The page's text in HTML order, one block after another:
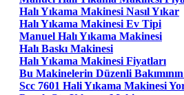
Halı Yıkama Makinesi Nasıl Yıkar
Halı Yıkama Makinesi Ev Tipi
Manuel Halı Yıkama Makinesi
Halı Baskı Makinesi
Halı Yıkama Makinesi Fiyatları
Bu Makinelerin Düzenli
Scc 7601 Hali Yıkama Makinesi